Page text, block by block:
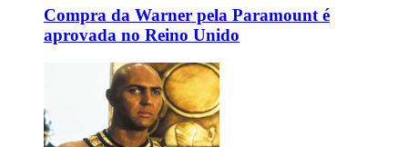
Compra da Warner pela Paramount é
aprovada no Reino Unido